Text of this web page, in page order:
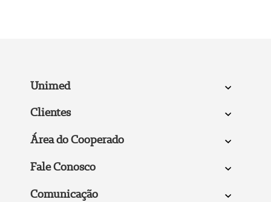
Unimed
Clientes
Área do Cooperado
Fale Conosco
Comunicação